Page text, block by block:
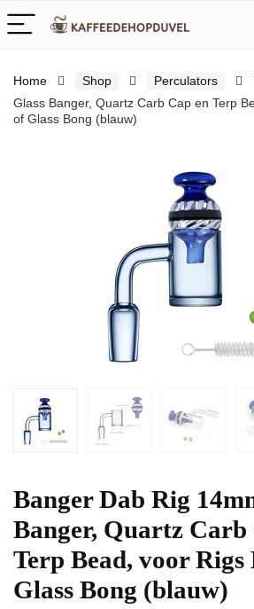
Home Shop Perculators
Glass Banger, Quartz Carb Cap en Terp
of Glass Bong (blauw)
Banger Dab Rig
Banger, Quartz Carb
Terp Bead, voor Rigs
Glass Bong (blauw)